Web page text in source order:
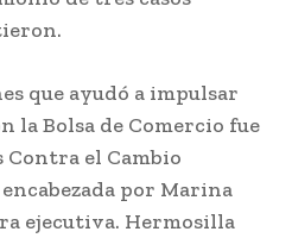
que ayudó a impulsar
la Bolsa de Comercio fue
Contra el Cambio
por Marina
ejecutiva. Hermosilla